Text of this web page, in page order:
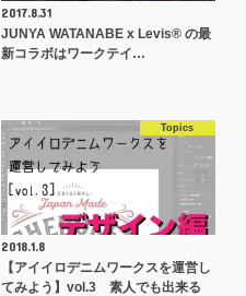
2017.8.31
JUNYA WATANABE x Levis® の最
新コラボはワークテイ…
Topics
2018.1.8
【アイイロデニムワークスを運営し
てみよう】vol.3 素人でも出来る